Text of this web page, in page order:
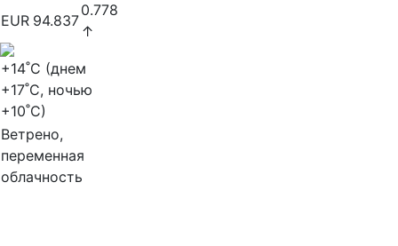
EUR 94.837
0.778
↑
+14˚C (днем
+17˚C, ночью
+10˚C)
Ветрено,
переменная
облачность